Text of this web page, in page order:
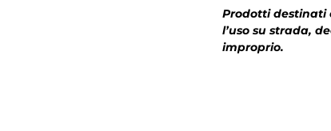
Prodotti destinati
l’uso su strada,
improprio.